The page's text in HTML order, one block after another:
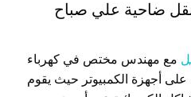
ضاحية علي صباح
مع مهندس مختص في كهرباء
على أجهزة الكمبيوتر حيث يقوم